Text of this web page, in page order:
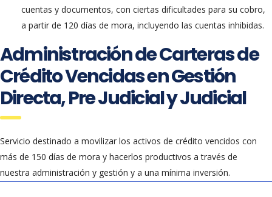
cuentas y documentos, con ciertas dificultades para su cobro,
a partir de 120 días de mora, incluyendo las cuentas inhibidas.
Administración de Carteras de
Crédito Vencidas en Gestión
Directa, Pre Judicial y Judicial
Servicio destinado a movilizar los activos de crédito vencidos con
más de 150 días de mora y hacerlos productivos a través de
nuestra administración y gestión y a una mínima inversión.